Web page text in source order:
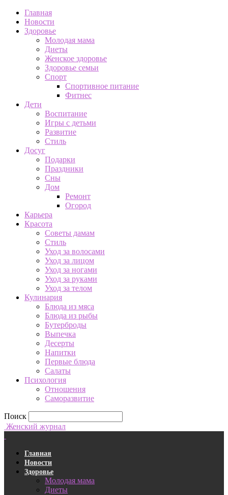
Главная
Новости
Здоровье
Молодая мама
Диеты
Женское здоровье
Здоровье семьи
Спорт
Спортивное питание
Фитнес
Дети
Воспитание
Игры с детьми
Развитие
Стиль
Досуг
Подарки
Праздники
Сны
Дом
Ремонт
Огород
Карьера
Красота
Советы дамам
Стиль
Уход за волосами
Уход за лицом
Уход за ногами
Уход за руками
Уход за телом
Кулинария
Блюда из мяса
Блюда из рыбы
Бутерброды
Выпечка
Десерты
Напитки
Первые блюда
Салаты
Психология
Отношения
Саморазвитие
Поиск
Женский журнал
Главная
Новости
Здоровье
Молодая мама
Диеты